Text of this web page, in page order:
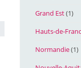
Grand Est(1)
Hauts-de-
Normandie(1)